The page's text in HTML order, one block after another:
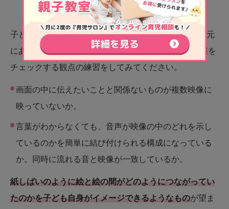
クしてみよう
子どもが寝ている時などに、幼児向け教育番組やお手元
にある幼児向けのDVDをご覧になって、映像内の情報を
チェックする観点の練習をしてみてください。
画面の中に伝えたいことと関係ないものが複数映像に
映っていないか。
言葉がわからなくても、音声が映像の中のどれを示し
ているのかを簡単に結び付けられる構成になっている
か。同時に流れる音と映像が一致しているか。
紙しばいのように絵と絵の間がどのようにつながってい
たのかを子ども自身がイメージできるようなものが望ま